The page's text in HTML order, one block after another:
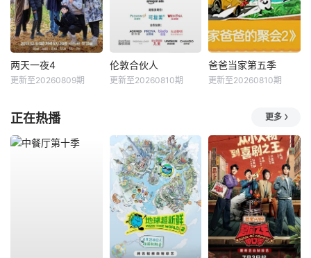
两天一夜4
更新至20260809期
伦敦合伙人
更新至20260810期
爸爸当家第五季
更新至20260810期
正在热播 更多